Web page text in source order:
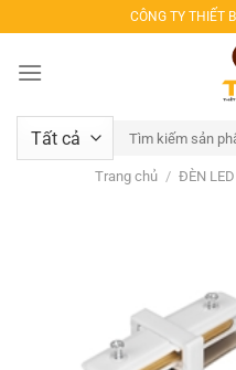
qua
nội
CÔNG TY THIẾT
Tìm
kiếm:
Trang chủ / ĐÈN